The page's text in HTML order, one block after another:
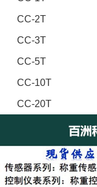
CC-2T
CC-3T
CC-5T
CC-10T
CC-20T